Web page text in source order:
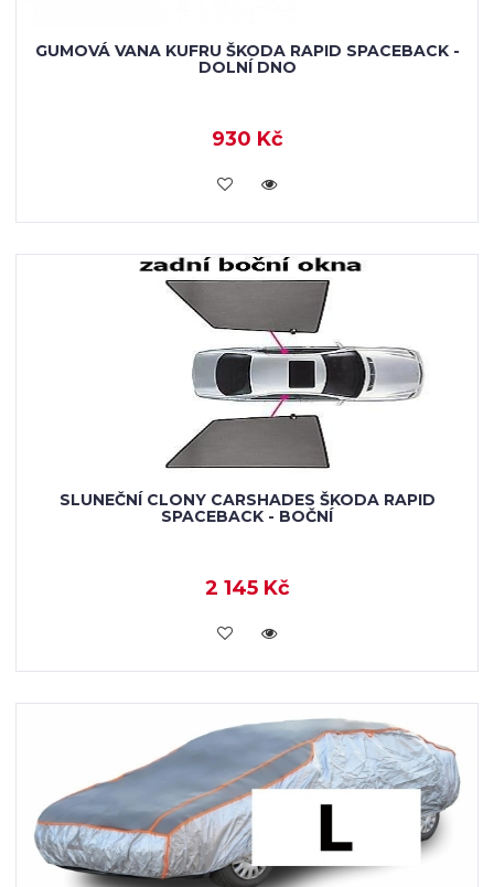
GUMOVÁ VANA KUFRU ŠKODA RAPID SPACEBACK -
DOLNÍ DNO
930 Kč
KOUPIT
SLUNEČNÍ CLONY CARSHADES ŠKODA RAPID
SPACEBACK - BOČNÍ
2 145 Kč
KOUPIT